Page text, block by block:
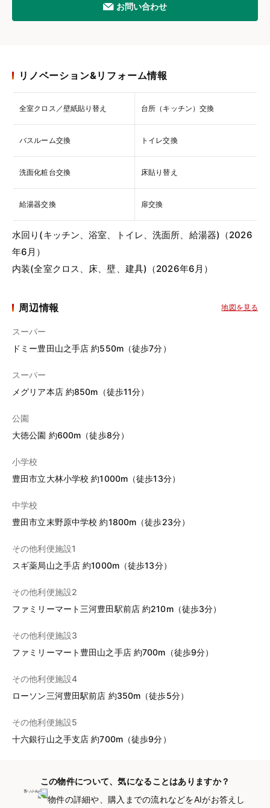
お問い合わせ
リノベーション&リフォーム情報
全室クロス／壁紙貼り替え 台所（キッチン）交換
バスルーム交換 トイレ交換
洗面化粧台交換 床貼り替え
給湯器交換 扉交換
水回り(キッチン、浴室、トイレ、洗面所、給湯器)（2026
年6月）
内装(全室クロス、床、壁、建具)（2026年6月）
周辺情報 地図を見る
スーパー
ドミー豊田山之手店 約550m（徒歩7分）
スーパー
メグリア本店 約850m（徒歩11分）
公園
大徳公園 約600m（徒歩8分）
小学校
豊田市立大林小学校 約1000m（徒歩13分）
中学校
豊田市立末野原中学校 約1800m（徒歩23分）
その他利便施設1
スギ薬局山之手店 約1000m（徒歩13分）
その他利便施設2
ファミリーマート三河豊田駅前店 約210m（徒歩3分）
その他利便施設3
ファミリーマート豊田山之手店 約700m（徒歩9分）
その他利便施設4
ローソン三河豊田駅前店 約350m（徒歩5分）
その他利便施設5
十六銀行山之手支店 約700m（徒歩9分）
この物件について、気になることはありますか？
物件の詳細や、購入までの流れなどをAIがお答えし